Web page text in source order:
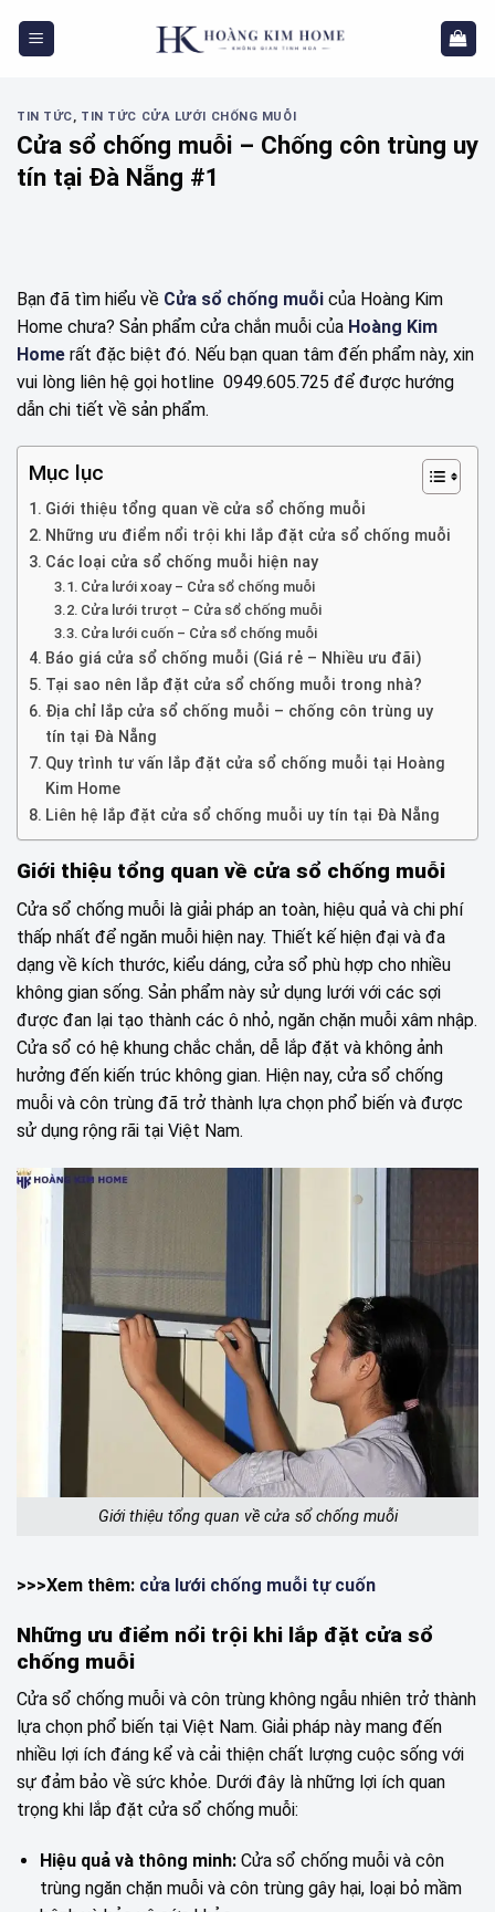
TIN TỨC, TIN TỨC CỬA LƯỚI CHỐNG MUỖI
Cửa sổ chống muỗi – Chống côn trùng uy
tín tại Đà Nẵng #1
Bạn đã tìm hiểu về Cửa sổ chống muỗi của Hoàng Kim
Home chưa? Sản phẩm cửa chắn muỗi của Hoàng Kim
Home rất đặc biệt đó. Nếu bạn quan tâm đến phẩm này, xin
vui lòng liên hệ gọi hotline 0949.605.725 để được hướng
dẫn chi tiết về sản phẩm.
Mục lục
Giới thiệu tổng quan về cửa sổ chống muỗi
Những ưu điểm nổi trội khi lắp đặt cửa sổ chống muỗi
Các loại cửa sổ chống muỗi hiện nay
Cửa lưới xoay – Cửa sổ chống muỗi
Cửa lưới trượt – Cửa sổ chống muỗi
Cửa lưới cuốn – Cửa sổ chống muỗi
Báo giá cửa sổ chống muỗi (Giá rẻ – Nhiều ưu đãi)
Tại sao nên lắp đặt cửa sổ chống muỗi trong nhà?
Địa chỉ lắp cửa sổ chống muỗi – chống côn trùng uy
tín tại Đà Nẵng
Quy trình tư vấn lắp đặt cửa sổ chống muỗi tại Hoàng
Kim Home
Liên hệ lắp đặt cửa sổ chống muỗi uy tín tại Đà Nẵng
Giới thiệu tổng quan về cửa sổ chống muỗi
Cửa sổ chống muỗi là giải pháp an toàn, hiệu quả và chi phí
thấp nhất để ngăn muỗi hiện nay. Thiết kế hiện đại và đa
dạng về kích thước, kiểu dáng, cửa sổ phù hợp cho nhiều
không gian sống. Sản phẩm này sử dụng lưới với các sợi
được đan lại tạo thành các ô nhỏ, ngăn chặn muỗi xâm nhập.
Cửa sổ có hệ khung chắc chắn, dễ lắp đặt và không ảnh
hưởng đến kiến trúc không gian. Hiện nay, cửa sổ chống
muỗi và côn trùng đã trở thành lựa chọn phổ biến và được
sử dụng rộng rãi tại Việt Nam.
Giới thiệu tổng quan về cửa sổ chống muỗi
>>>Xem thêm: cửa lưới chống muỗi tự cuốn
Những ưu điểm nổi trội khi lắp đặt cửa sổ
chống muỗi
Cửa sổ chống muỗi và côn trùng không ngẫu nhiên trở thành
lựa chọn phổ biến tại Việt Nam. Giải pháp này mang đến
nhiều lợi ích đáng kể và cải thiện chất lượng cuộc sống với
sự đảm bảo về sức khỏe. Dưới đây là những lợi ích quan
trọng khi lắp đặt cửa sổ chống muỗi:
Hiệu quả và thông minh: Cửa sổ chống muỗi và côn
trùng ngăn chặn muỗi và côn trùng gây hại, loại bỏ mầm